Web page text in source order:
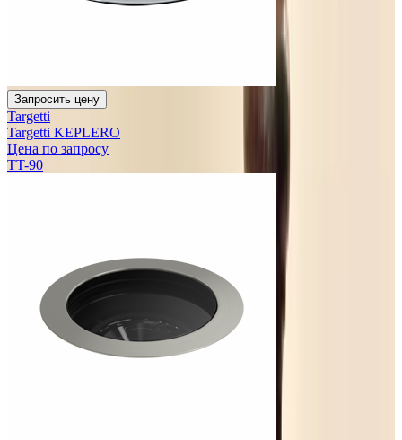
Запросить цену
Targetti
Targetti KEPLERO
Цена по запросу
TT-90